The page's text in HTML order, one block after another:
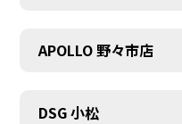
APOLLO 野々市店
DSG 小松